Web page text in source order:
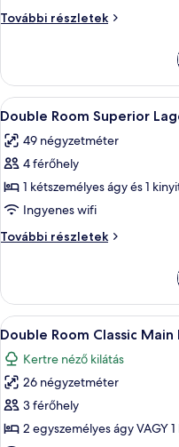
Village
További részletek
Suite
Family
további
részletei
A
következő
szoba
összes
képének
megtekintése:
Double
Room
Lagoon
Partial
Sea
View
8
Double Room Superior
49 négyzetméter
4 férőhely
1 kétszemélyes ágy és 1
Ingyenes wifi
További részletek
Double
Partial
Sea
View
részletei
A
következő
szoba
összes
képének
megtekintése:
5
Double Room Classic Main
Kertre néző kilátás
26 négyzetméter
3 férőhely
2 egyszemélyes ágy VAGY